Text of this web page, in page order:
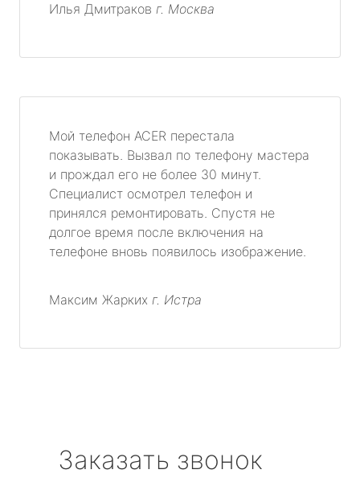
Илья Дмитраков г. Москва
Мой телефон ACER перестала
показывать. Вызвал по телефону мастера
и прождал его не более 30 минут.
Специалист осмотрел телефон и
принялся ремонтировать. Спустя не
долгое время после включения на
телефоне вновь появилось изображение.
Максим Жарких г. Истра
Заказать звонок